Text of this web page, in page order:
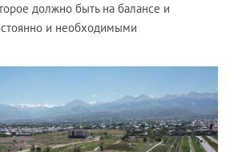
должно быть на балансе и
и необходимыми